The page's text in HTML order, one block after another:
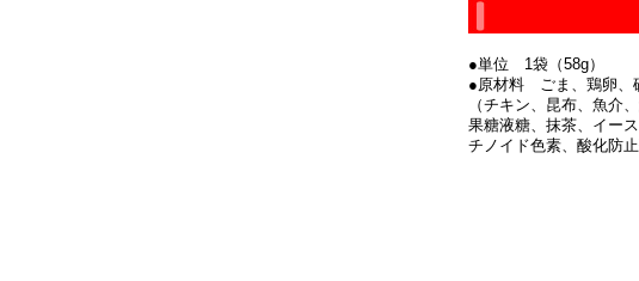
●単位 1袋（58g）
●原材料 ごま、鶏卵、
（チキン、昆布、魚介
果糖液糖、抹茶、イー
チノイド色素、酸化防